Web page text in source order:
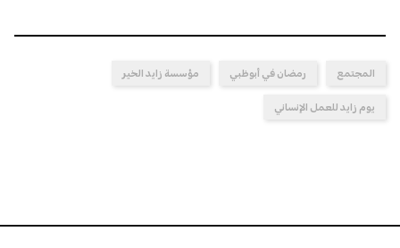
المجتمع رمضان في أبوظبي مؤسسة زايد الخير
يوم زايد للعمل الإنساني